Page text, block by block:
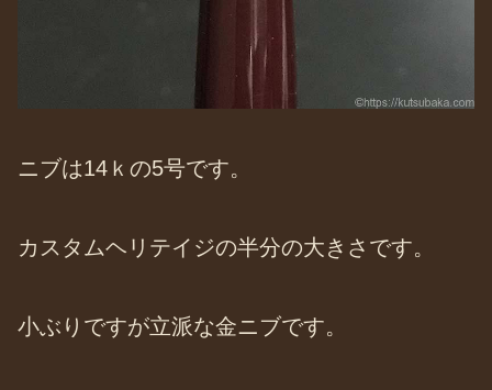
ニブは14ｋの5号です。
カスタムヘリテイジの半分の大きさです。
小ぶりですが立派な金ニブです。